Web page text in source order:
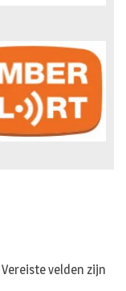
Vereiste velden zijn